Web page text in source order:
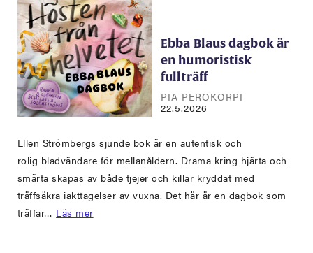
Ebba Blaus dagbok är
en humoristisk
fullträff
PIA PEROKORPI
22.5.2026
Ellen Strömbergs sjunde bok är en autentisk och
rolig bladvändare för mellanåldern. Drama kring hjärta och
smärta skapas av både tjejer och killar kryddat med
träffsäkra iakttagelser av vuxna. Det här är en dagbok som
träffar… Läs mer